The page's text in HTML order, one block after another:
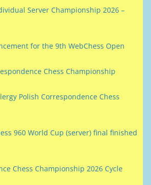
Server Championship 2026 –
for the 9th WebChess Open
Chess Championship
Polish Correspondence Chess
960 World Cup (server) final finished
Chess Championship 2026 Cycle